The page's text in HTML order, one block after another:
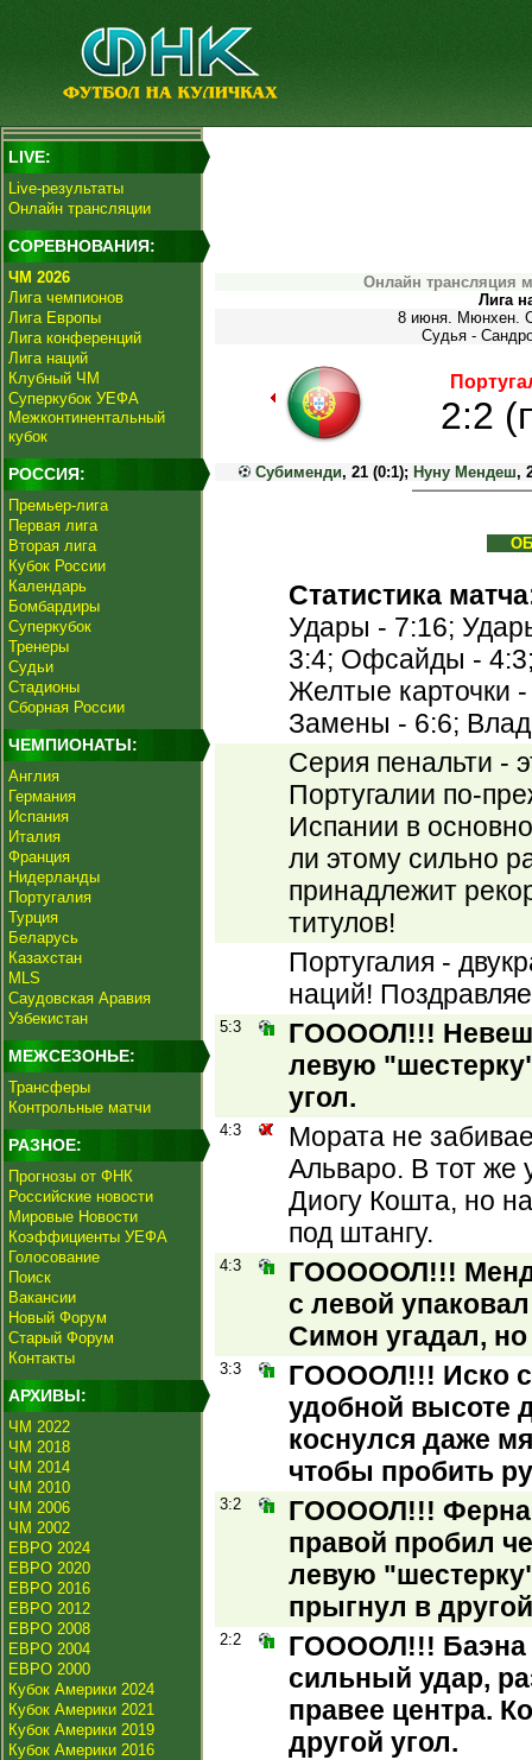
LIVE:
Live-результаты
Онлайн трансляции
СОРЕВНОВАНИЯ:
ЧМ 2026
Лига чемпионов
Лига Европы
Лига конференций
Лига наций
Клубный ЧМ
Суперкубок УЕФА
Межконтинентальный
кубок
РОССИЯ:
Премьер-лига
Первая лига
Вторая лига
Кубок России
Календарь
Бомбардиры
Суперкубок
Тренеры
Судьи
Стадионы
Сборная России
ЧЕМПИОНАТЫ:
Англия
Германия
Испания
Италия
Франция
Нидерланды
Португалия
Турция
Беларусь
Казахстан
MLS
Саудовская Аравия
Узбекистан
МЕЖСЕЗОНЬЕ:
Трансферы
Контрольные матчи
РАЗНОЕ:
Прогнозы от ФНК
Российские новости
Мировые Новости
Коэффициенты УЕФА
Голосование
Поиск
Вакансии
Новый Форум
Старый Форум
Контакты
АРХИВЫ:
ЧМ 2022
ЧМ 2018
ЧМ 2014
ЧМ 2010
ЧМ 2006
ЧМ 2002
ЕВРО 2024
ЕВРО 2020
ЕВРО 2016
ЕВРО 2012
ЕВРО 2008
ЕВРО 2004
ЕВРО 2000
Кубок Америки 2024
Кубок Америки 2021
Кубок Америки 2019
Кубок Америки 2016
Онлайн трансляция
Лига
8 июня. Мюнхен.
Судья -
2:2
Субименди, 21 (0:1); Нуну Мендеш,
Статистика
Удары - 7:16;
3:4; Офсайды -
Желтые карточки
Замены - 6:6;
Серия пенальти -
Португалии по-
Испании в
ли этому сильно
принадлежит
титулов!
Португалия -
наций!
5:3
ГООООЛ!!! Невеш
левую
угол.
4:3
Мората не
Альваро. В тот же
Диогу Кошта, но
под штангу.
4:3
ГОООООЛ!!!
с левой
Симон угадал, но
3:3
ГООООЛ!!! Иско с
удобной высоте
коснулся даже
чтобы пробить
3:2
ГООООЛ!!!
правой пробил
левую
прыгнул в
2:2
ГООООЛ!!! Баэна
сильный удар,
правее центра.
другой угол.